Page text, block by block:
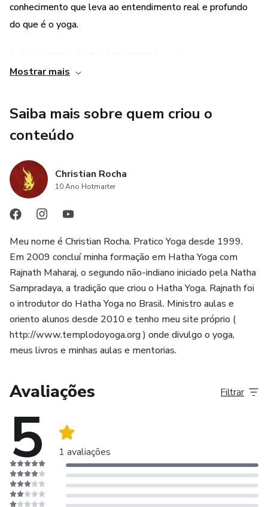
conhecimento que leva ao entendimento real e profundo
do que é o yoga.
iniciantes?
Também. Em 310 aforismos há material para pessoas de
diferentes níveis no yoga. Escrever apenas para iniciantes é
o mesmo que dizer: «Estude e aprenda, mas não cresça
muito, não olhe além. Fique exatamente onde você
começou.»
Não quero isso para você.
Meu desejo sincero com este livro é que você vá muito
além do que digo nesses 310 aforismos.
3. Sou professor de yoga e tenho muita experiência com o
yoga. Tenho a sensação de que YOGA PARA ADULTOS é
um livro meio basicão e de que vou perder meu tempo.
Vou jogar a real aqui: leituras não são importantes no yoga,
Se você é um professor, você já sabe que a coisa mais
importante no yoga é a prática de meditação. A segunda
coisa mais importante no yoga é ter um guru.
Se você já tem essas duas coisas, você não precisa deste
livro. Aliás, você não precisa de nenhum livro, nem mesmo
das «sagradas escrituras». Os ensinamentos de seu guru e
Mostrar mais
Saiba mais sobre quem criou o
conteúdo
Christian Rocha
10 Ano Hotmarter
Meu nome é Christian Rocha. Pratico Yoga desde 1999.
Em 2009 concluí minha formação em Hatha Yoga com
Rajnath Maharaj, o segundo não-indiano iniciado pela Natha
Sampradaya, a tradição que criou o Hatha Yoga. Rajnath foi
o introdutor do Hatha Yoga no Brasil. Ministro aulas e
oriento alunos desde 2010 e tenho meu site próprio (
http://www.templodoyoga.org ) onde divulgo o yoga,
meus livros e minhas aulas e mentorias.
Avaliações
5 1 avaliações
Filtrar